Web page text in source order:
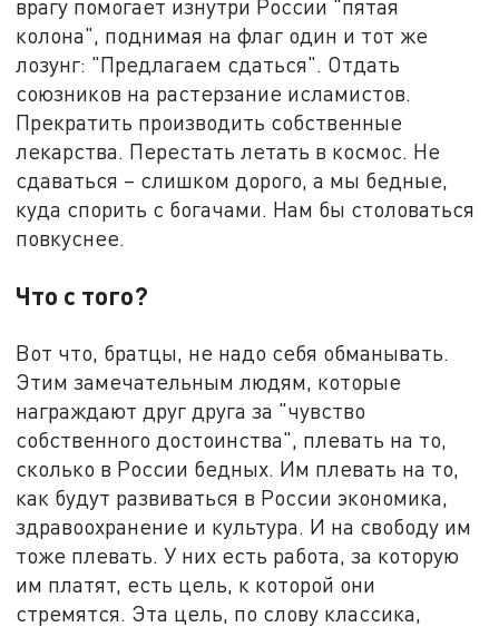
врагу помогает изнутри России "пятая
колона", поднимая на флаг один и тот же
лозунг: "Предлагаем сдаться". Отдать
союзников на растерзание исламистов.
Прекратить производить собственные
лекарства. Перестать летать в космос. Не
сдаваться – слишком дорого, а мы бедные,
куда спорить с богачами. Нам бы столоваться
повкуснее.
Что с того?
Вот что, братцы, не надо себя обманывать.
Этим замечательным людям, которые
награждают друг друга за "чувство
собственного достоинства", плевать на то,
сколько в России бедных. Им плевать на то,
как будут развиваться в России экономика,
здравоохранение и культура. И на свободу им
тоже плевать. У них есть работа, за которую
им платят, есть цель, к которой они
стремятся. Эта цель, по слову классика,